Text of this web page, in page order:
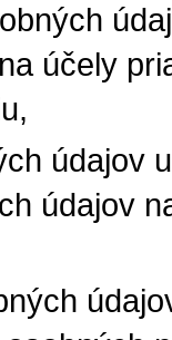
účely
údajov
údajov